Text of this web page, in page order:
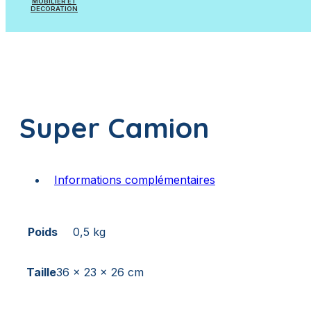
Pièces à sceller
DECORATION
Plantes artificielles
Super Camion
Informations complémentaires
Poids 0,5 kg
Taille36 x 23 x 26 cm